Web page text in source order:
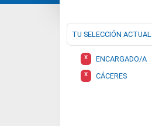
TU SELECCIÓN ACTUAL
X ENCARGADO/A
X CÁCERES